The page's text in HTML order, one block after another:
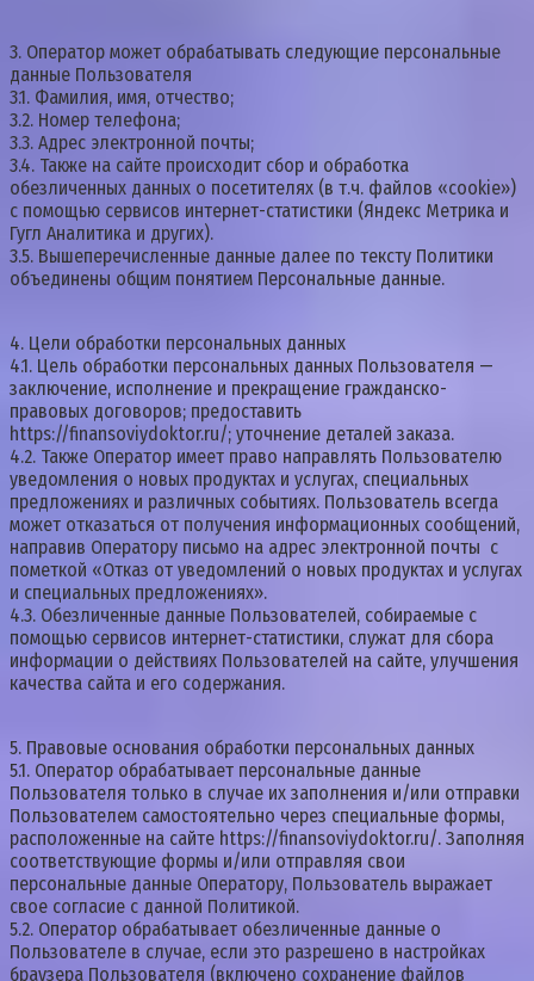
3. Оператор может обрабатывать следующие персональные
данные Пользователя
3.1. Фамилия, имя, отчество;
3.2. Номер телефона;
3.3. Адрес электронной почты;
3.4. Также на сайте происходит сбор и обработка
обезличенных данных о посетителях (в т.ч. файлов «cookie»)
с помощью сервисов интернет-статистики (Яндекс Метрика и
Гугл Аналитика и других).
3.5. Вышеперечисленные данные далее по тексту Политики
объединены общим понятием Персональные данные.
4. Цели обработки персональных данных
4.1. Цель обработки персональных данных Пользователя —
заключение, исполнение и прекращение гражданско-
правовых договоров; предоставить
https://finansoviydoktor.ru/; уточнение деталей заказа.
4.2. Также Оператор имеет право направлять Пользователю
уведомления о новых продуктах и услугах, специальных
предложениях и различных событиях. Пользователь всегда
может отказаться от получения информационных сообщений,
направив Оператору письмо на адрес электронной почты с
пометкой «Отказ от уведомлений о новых продуктах и услугах
и специальных предложениях».
4.3. Обезличенные данные Пользователей, собираемые с
помощью сервисов интернет-статистики, служат для сбора
информации о действиях Пользователей на сайте, улучшения
качества сайта и его содержания.
5. Правовые основания обработки персональных данных
5.1. Оператор обрабатывает персональные данные
Пользователя только в случае их заполнения и/или отправки
Пользователем самостоятельно через специальные формы,
расположенные на сайте https://finansoviydoktor.ru/. Заполняя
соответствующие формы и/или отправляя свои
персональные данные Оператору, Пользователь выражает
свое согласие с данной Политикой.
5.2. Оператор обрабатывает обезличенные данные о
Пользователе в случае, если это разрешено в настройках
браузера Пользователя (включено сохранение файлов